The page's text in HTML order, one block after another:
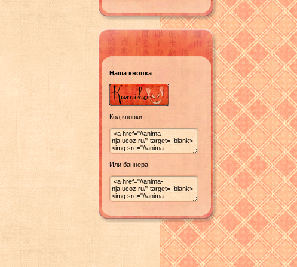
Наша кнопка
Код кнопки
Или баннера